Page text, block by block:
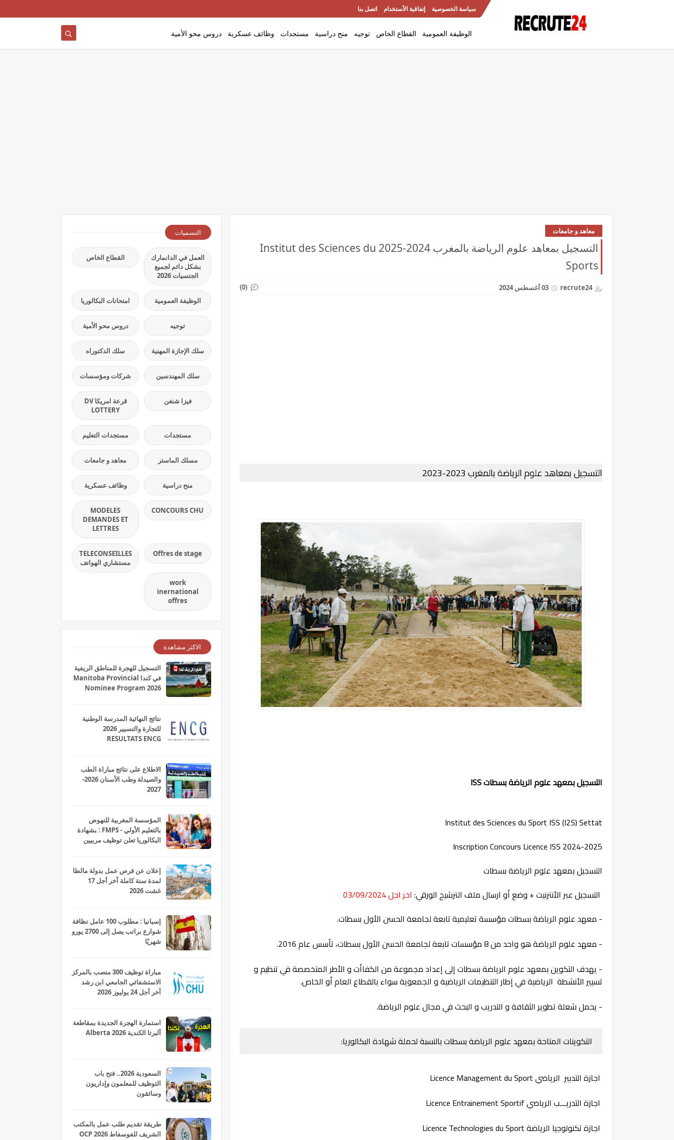
سياسة الخصوصية إتفاقية الأستخدام اتصل بنا
الوظيفة العمومية القطاع الخاص توجيه منح دراسية مستجدات وظائف عسكرية دروس محو الأمية
معاهد و جامعات
التسجيل بمعاهد علوم الرياضة بالمغرب 2024-2025 Institut des Sciences du
Sports
recrute24 03 أغسطس 2024 (0)
التسجيل بمعاهد علوم الرياضة بالمغرب 2023-2023
التسجيل بمعهد علوم الرياضة بسطات ISS
Institut des Sciences du Sport ISS (I2S) Settat
Inscription Concours Licence ISS 2024-2025
التسجيل بمعهد علوم الرياضة بسطات
التسجيل عبر الأنترنيت + وضع أو ارسال ملف الترشيح الورقي: اخر اجل 03/09/2024
- معهد علوم الرياضة بسطات مؤسسة تعليمية تابعة لجامعة الحسن الأول بسطات.
- معهد علوم الرياضة هو واحد من 8 مؤسسات تابعة لجامعة الحسن الأول بسطات، تأسس عام 2016.
- يهدف التكوين بمعهد علوم الرياضة بسطات إلى إعداد مجموعة من الكفاأت و الأطر المتخصصة في تنظيم و
تسيير الأنشطة الرياضية في إطار التنظيمات الرياضية و الجمعوية سواء بالقطاع العام أو الخاص.
- يحمل شعلة تطوير الثقافة و التدريب و البحث في مجال علوم الرياضة.
التكوينات المتاحة بمعهد علوم الرياضة بسطات بالنسبة لحملة شهادة البكالوريا:
اجازة التدبير الرياضي Licence Management du Sport
اجازة التدريـــب الرياضي Licence Entrainement Sportif
اجازة تكنولوجيا الرياضة Licence Technologies du Sport
التسميات
العمل في الدانمارك
بشكل دائم لجميع
الجنسيات 2026
القطاع الخاص
الوظيفة العمومية امتحانات البكالوريا
توجيه دروس محو الأمية
سلك الإجازة المهنية سلك الدكتوراه
سلك المهندسين شركات ومؤسسات
فيزا شنغن
قرعة امريكا DV
LOTTERY
مستجدات مستجدات التعليم
مسلك الماستر معاهد و جامعات
منح دراسية وظائف عسكرية
CONCOURS CHU
MODELES
DEMANDES ET
LETTRES
Offres de stage
TELECONSEILLES
مستشاري الهواتف
work
inernational
offres
الاكثر مشاهدة
التسجيل للهجرة للمناطق الريفية
في كندا Manitoba Provincial
Nominee Program 2026
نتائج النهائية المدرسة الوطنية
للتجارة والتسيير 2026
RESULTATS ENCG
الاطلاع على نتائج مباراة الطب
والصيدلة وطب الأسنان 2026-
2027
المؤسسة المغربية للنهوض
بالتعليم الأولي - FMPS : بشهادة
البكالوريا تعلن توظيف مربيين
إعلان عن فرص عمل بدولة مالطا
لمدة سنة كاملة آخر أجل 17
غشت 2026
إسبانيا : مطلوب 100 عامل نظافة
شوارع براتب يصل إلى 2700 يورو
شهريًا
مباراة توظيف 300 منصب بالمركز
الاستشفائي الجامعي ابن رشد
آخر أجل 24 يوليوز 2026
استمارة الهجرة الجديدة بمقاطعة
ألبرتا الكندية Alberta 2026
السعودية 2026.. فتح باب
التوظيف للمعلمون وإداريون
وسائقون
طريقة تقديم طلب عمل بالمكتب
الشريف للفوسفاط OCP 2026